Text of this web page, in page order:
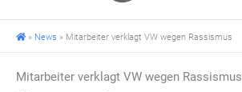
» News » Mitarbeiter verklagt VW wegen Rassismus
Mitarbeiter verklagt VW wegen Rassismus